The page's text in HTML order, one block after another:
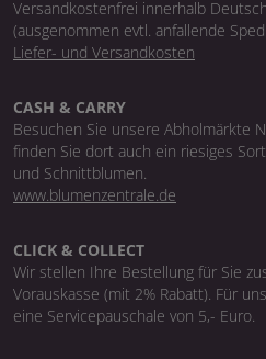
Versandkostenfrei innerhalb
(ausgenommen evtl. anfallende
Liefer- und Versandkosten
CASH & CARRY
Besuchen Sie unsere Abholmärkte
finden Sie dort auch ein riesiges
und Schnittblumen.
www.blumenzentrale.de
CLICK & COLLECT
Wir stellen Ihre Bestellung für Sie
Vorauskasse (mit 2% Rabatt). Für
eine Servicepauschale von 5,- Euro.